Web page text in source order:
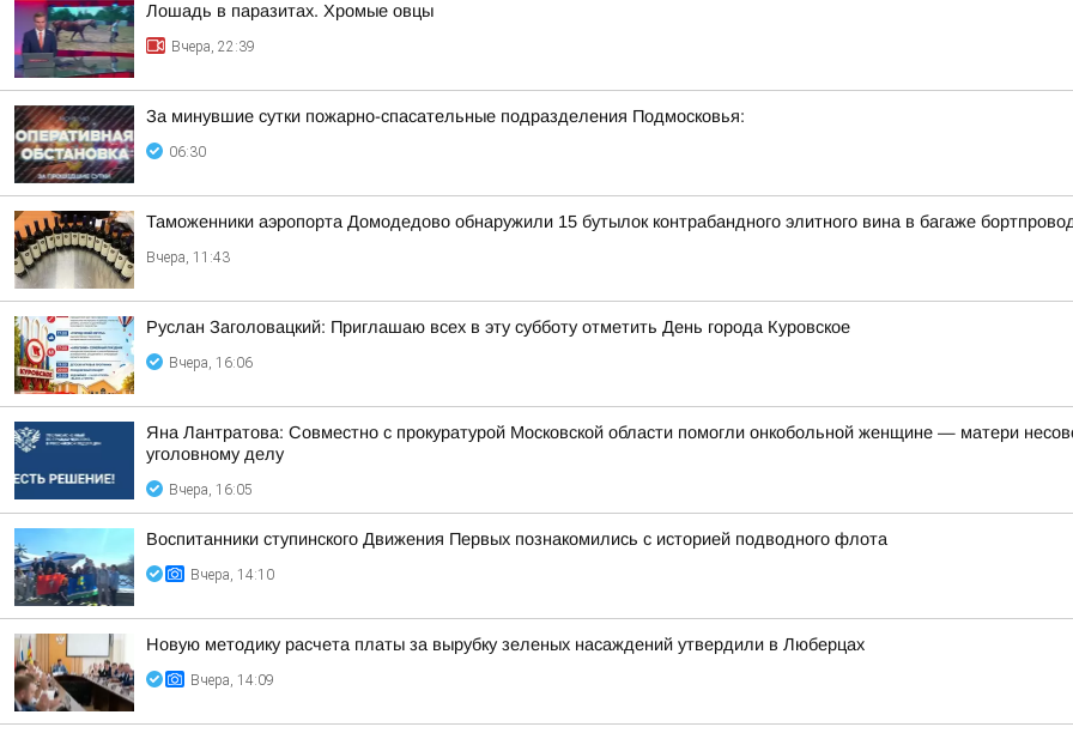
Лошадь в паразитах. Хромые овцы
Вчера, 22:39
За минувшие сутки пожарно-спасательные подразделения Подмосковья:
06:30
Таможенники аэропорта Домодедово обнаружили 15 бутылок контрабандного элитного вина в багаже
Вчера, 11:43
Руслан Заголовацкий: Приглашаю всех в эту субботу отметить День города Куровское
Вчера, 16:06
Яна Лантратова: Совместно с прокуратурой Московской области помогли онкобольной женщине — матери
уголовному делу
Вчера, 16:05
Воспитанники ступинского Движения Первых познакомились с историей подводного флота
Вчера, 14:10
Новую методику расчета платы за вырубку зеленых насаждений утвердили в Люберцах
Вчера, 14:09